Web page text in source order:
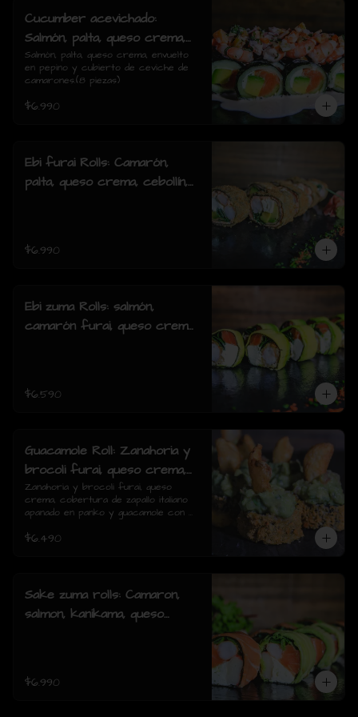
Cucumber acevichado:
Salmón, palta, queso crema,
envuelto en pepino y cubierto
de ceviche de camarones.(8
Salmón, palta, queso crema, envuelto
en pepino y cubierto de ceviche de
camarones.(8 piezas)
$6.990
Ebi furai Rolls: Camarón,
palta, queso crema, cebollín,
$6.990
Ebi zuma Rolls: salmón,
camarón furai, queso crema,
$6.590
Guacamole Roll: Zanahoria y
brocoli furai, queso crema,
cobertura de zapallo italiano
apanado en panko y
(8 piezas)
Zanahoria y brocoli furai, queso
crema, cobertura de zapallo italiano
apanado en panko y guacamole con
$6.490
Sake zuma rolls: Camaron,
salmon, kanikama, queso
$6.990